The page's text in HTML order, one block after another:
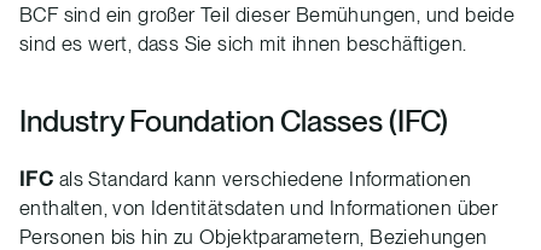
BCF sind ein großer Teil dieser Bemühungen, und beide
sind es wert, dass Sie sich mit ihnen beschäftigen.
Industry Foundation Classes (IFC)
IFC als Standard kann verschiedene Informationen
enthalten, von Identitätsdaten und Informationen über
Personen bis hin zu Objektparametern, Beziehungen